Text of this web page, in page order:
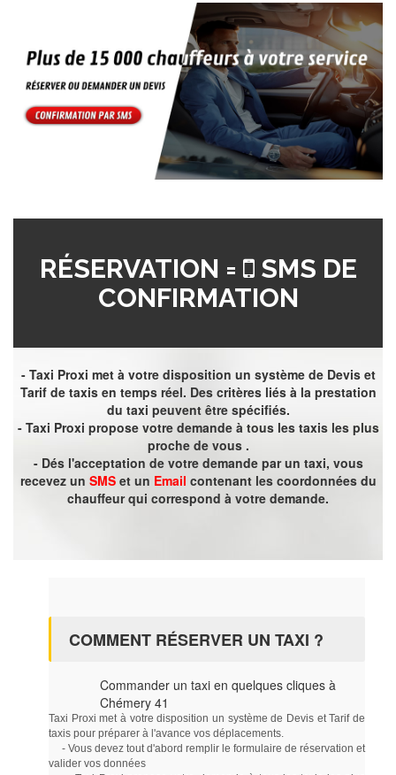
RÉSERVATION =
SMS DE
CONFIRMATION
- Taxi Proxi met à votre disposition un système de Devis et
Tarif de taxis en temps réel. Des critères liés à la prestation
du taxi peuvent être spécifiés.
- Taxi Proxi propose votre demande à tous les taxis les plus
proche de vous .
- Dés l'acceptation de votre demande par un taxi, vous
recevez un SMSet un Email contenant les coordonnées du
chauffeur qui correspond à votre demande.
COMMENT RÉSERVER UN TAXI ?
Commander un taxi en quelques cliques à
Chémery 41
Taxi Proxi met à votre disposition un système de Devis et Tarif de
taxis pour préparer à l'avance vos déplacements.
- Vous devez tout d'abord remplir le formulaire de réservation et
valider vos données